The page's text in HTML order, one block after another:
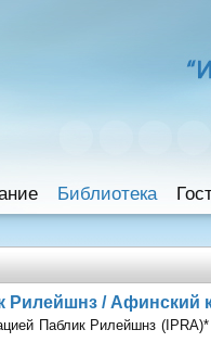
Библиотека
Рилейшнз / Афинский
Паблик Рилейшнз